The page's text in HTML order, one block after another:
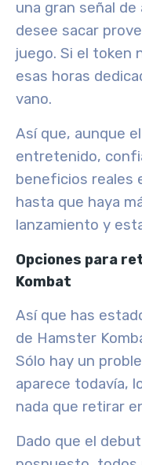
una gran señal de
desee sacar
juego. Si el token
esas horas
vano.
Así que, aunque
entretenido,
beneficios reales
hasta que haya
lanzamiento y
Opciones para
Kombat
Así que has
de Hamster
Sólo hay un
aparece todavía,
nada que retirar
Dado que el